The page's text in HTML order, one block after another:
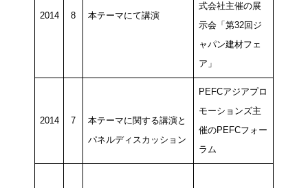
2014 8 本テーマにて講演
式会社主催の展
示会「第32回ジ
ャパン建材フェ
ア」
2014 7
本テーマに関する講演と
パネルディスカッション
PEFCアジアプロ
モーションズ主
催のPEFCフォー
ラム